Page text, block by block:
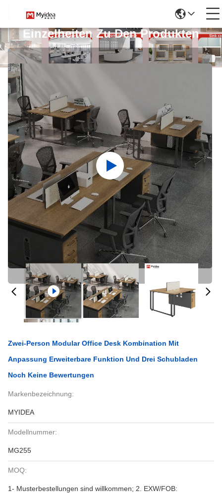
Einzelheiten Zu Den Produkten
Zwei-Person Modular Office Desk Kombination Mit
Anpassung Erweiterbare Funktion Und Drei Schubladen
Noch Keine Bewertungen
Markenbezeichnung:
MYIDEA
Modellnummer:
MG255
MOQ:
1- Musterbestellungen sind willkommen; 2. EXW/FOB: